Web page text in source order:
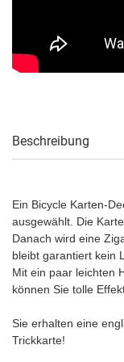
Beschreibung
Ein Bicycle Karten-
ausgewählt. Die
Danach wird eine
bleibt garantiert kein
Mit ein paar leichten
können Sie tolle
Sie erhalten eine
Trickkarte!